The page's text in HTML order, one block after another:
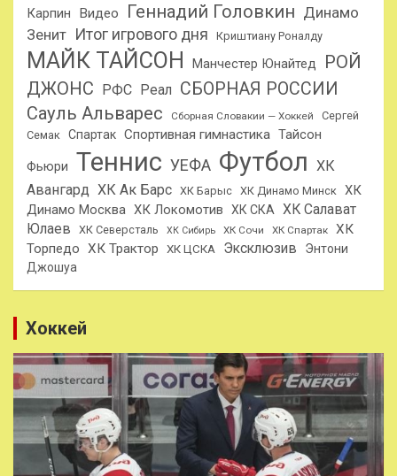
Карпин
Видео Геннадий Головкин Динамо
Зенит Итог игрового дня Криштиану Роналду
МАЙК ТАЙСОН Манчестер Юнайтед
РОЙ
ДЖОНС
РФС Реал СБОРНАЯ РОССИИ
Сауль Альварес Сборная Словакии — Хоккей
Сергей
Семак Спартак Спортивная гимнастика Тайсон
Фьюри Теннис УЕФА Футбол ХК
Авангард ХК Ак Барс ХК Барыс ХК Динамо Минск ХК
Динамо Москва ХК Локомотив ХК СКА
ХК Салават
Юлаев
ХК Северсталь ХК Сибирь ХК Сочи ХК Спартак
ХК
Торпедо ХК Трактор ХК ЦСКА Эксклюзив
Энтони
Джошуа
Хоккей